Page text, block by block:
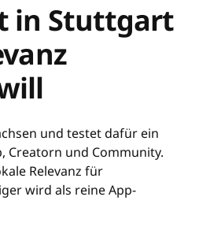
in Stuttgart
und testet dafür ein
Creatorn und Community.
Relevanz für
wird als reine App-